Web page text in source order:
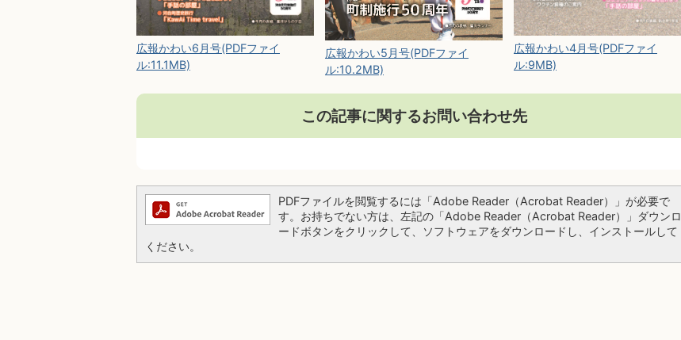
広報かわい6月号(PDFファイ
ル:11.1MB)
広報かわい5月号(PDFファイ
ル:10.2MB)
広報かわい4月号(PDFファイ
ル:9MB)
この記事に関するお問い合わせ先
PDFファイルを閲覧するには「Adobe Reader（Acrobat Reader）」が必要で
す。お持ちでない方は、左記の「Adobe Reader（Acrobat Reader）」ダウンロ
ードボタンをクリックして、ソフトウェアをダウンロードし、インストールして
ください。